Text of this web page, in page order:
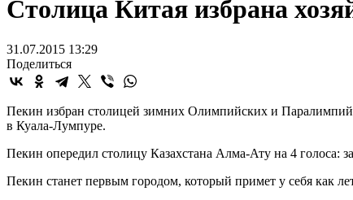
Столица Китая избрана
31.07.2015 13:29
Поделиться
Пекин избран столицей зимних Олимпийских и
в Куала-Лумпуре.
Пекин опередил столицу Казахстана Алма-Ату на 4 голоса:
Пекин станет первым городом, который примет у себя как